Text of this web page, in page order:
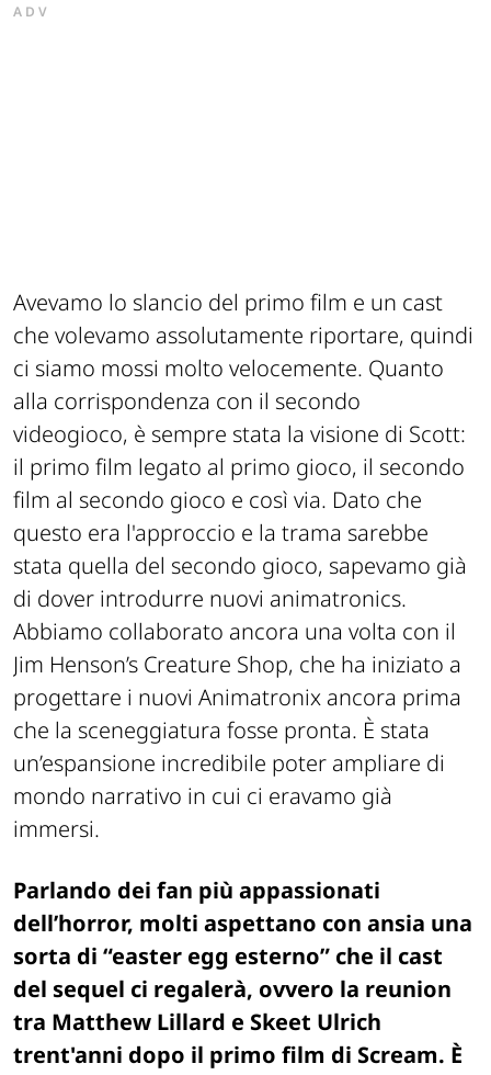
ADV
Avevamo lo slancio del primo film e un cast
che volevamo assolutamente riportare, quindi
ci siamo mossi molto velocemente. Quanto
alla corrispondenza con il secondo
videogioco, è sempre stata la visione di Scott:
il primo film legato al primo gioco, il secondo
film al secondo gioco e così via. Dato che
questo era l'approccio e la trama sarebbe
stata quella del secondo gioco, sapevamo già
di dover introdurre nuovi animatronics.
Abbiamo collaborato ancora una volta con il
Jim Henson’s Creature Shop, che ha iniziato a
progettare i nuovi Animatronix ancora prima
che la sceneggiatura fosse pronta. È stata
un’espansione incredibile poter ampliare di
mondo narrativo in cui ci eravamo già
immersi.
Parlando dei fan più appassionati
dell’horror, molti aspettano con ansia una
sorta di “easter egg esterno” che il cast
del sequel ci regalerà, ovvero la reunion
tra Matthew Lillard e Skeet Ulrich
trent'anni dopo il primo film di Scream. È